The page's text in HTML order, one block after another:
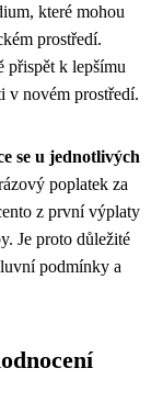
které mohou
prostředí.
přispět k lepšímu
v novém prostředí.
se u jednotlivých
poplatek za
z první výplaty
Je proto důležité
podmínky a